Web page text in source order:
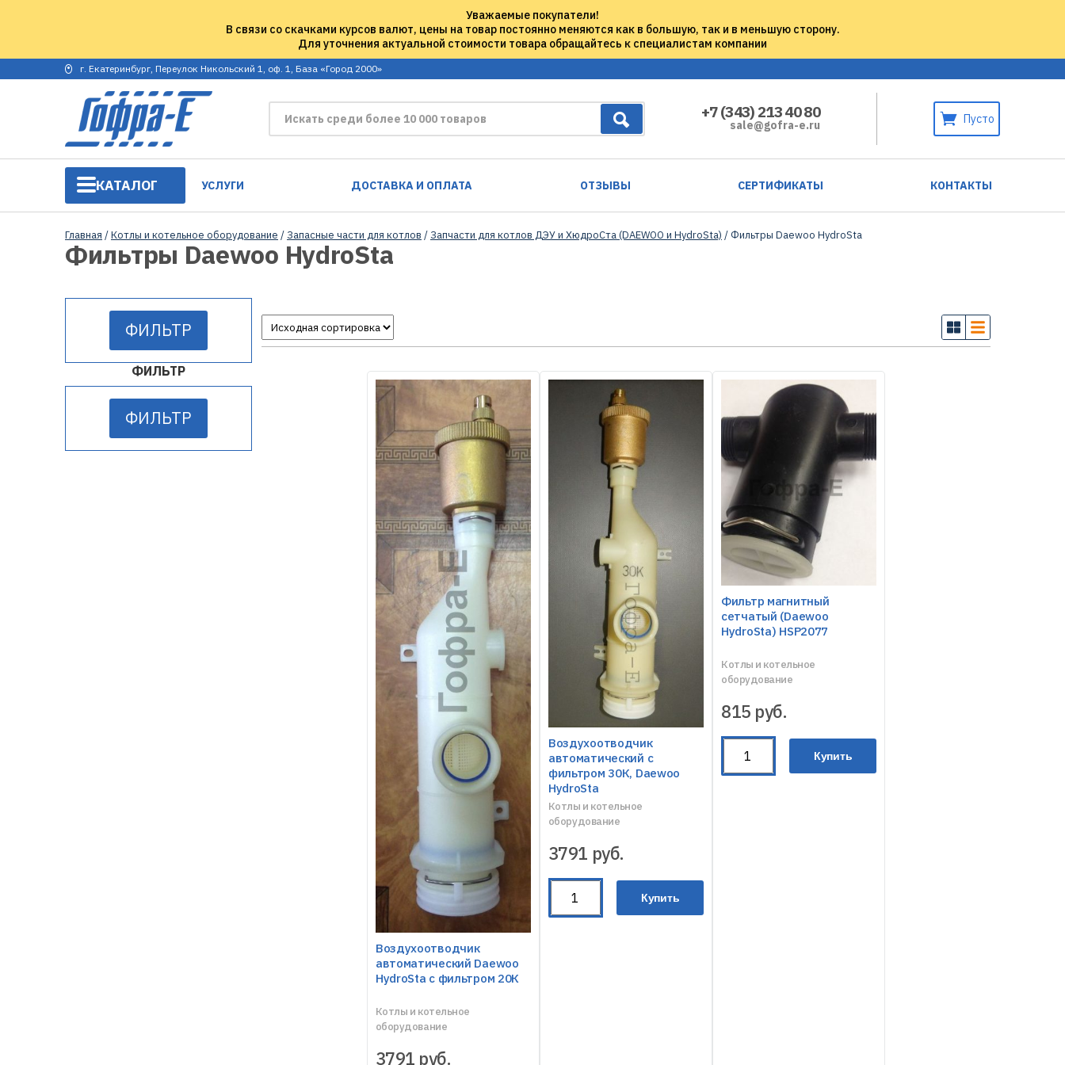
Уважаемые покупатели!
В связи со скачками курсов валют, цены на товар постоянно меняются как в большую, так и в меньшую сторону.
Для уточнения актуальной стоимости товара обращайтесь к специалистам компании
г. Екатеринбург, Переулок Никольский 1, оф. 1, База «Город 2000»
+7 (343) 213 40 80
sale@gofra-e.ru Пусто
КАТАЛОГ УСЛУГИ ДОСТАВКА И ОПЛАТА ОТЗЫВЫ СЕРТИФИКАТЫ КОНТАКТЫ
Главная /Котлы и котельное оборудование /Запасные части для котлов /Запчасти для котлов ДЭУ и ХюдроСта (DAEWOO и HydroSta) / Фильтры Daewoo HydroSta
Фильтры Daewoo HydroSta
ФИЛЬТР
ФИЛЬТР
ФИЛЬТР
Воздухоотводчик
автоматический Daewoo
HydroSta с фильтром 20К
Котлы и котельное
оборудование
3791 руб.
Воздухоотводчик
автоматический с
фильтром 30К, Daewoo
HydroSta
Котлы и котельное
оборудование
3791 руб.
Купить
Фильтр магнитный
сетчатый (Daewoo
HydroSta) HSP2077
Котлы и котельное
оборудование
815 руб.
Купить